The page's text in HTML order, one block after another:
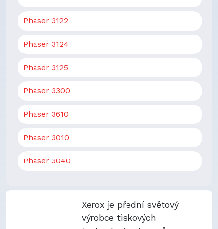
Phaser 3122
Phaser 3124
Phaser 3125
Phaser 3300
Phaser 3610
Phaser 3010
Phaser 3040
Xerox je přední světový
výrobce tiskových